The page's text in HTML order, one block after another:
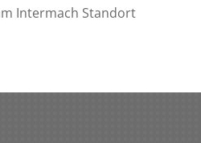
Intermach Standort